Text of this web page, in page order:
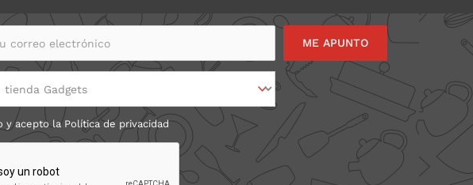
correo electrónico
Gadgets
y acepto la Política de privacidad